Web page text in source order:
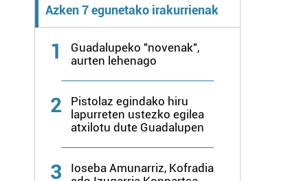
Azken 7 egunetako irakurrienak
1
Guadalupeko "novenak",
aurten lehenago
2
Pistolaz egindako hiru
lapurreten ustezko egilea
atxilotu dute Guadalupen
3
Ioseba Amunarriz, Kofradia